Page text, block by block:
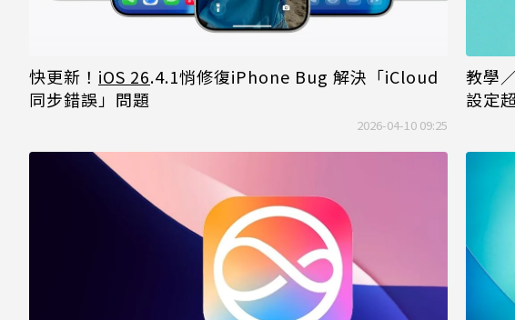
快更新！ iOS 26.4.1悄修復iPhone Bug 解決「iCloud
同步錯誤」問題
2026-04-10 09:25
教學
設定